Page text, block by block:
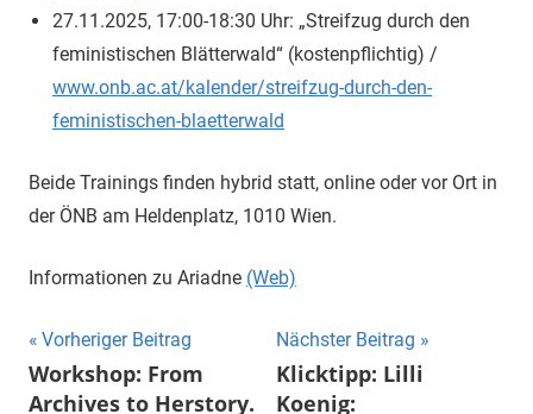
27.11.2025, 17:00-18:30 Uhr: „Streifzug durch den
feministischen Blätterwald“ (kostenpflichtig) /
www.onb.ac.at/kalender/streifzug-durch-den-
feministischen-blaetterwald
Beide Trainings finden hybrid statt, online oder vor Ort in
der ÖNB am Heldenplatz, 1010 Wien.
Informationen zu Ariadne (Web)
Beitragsnavigation
Vorheriger Beitrag
Workshop: From
Archives to Herstory.
Nächster Beitrag
Klicktipp: Lilli
Koenig: